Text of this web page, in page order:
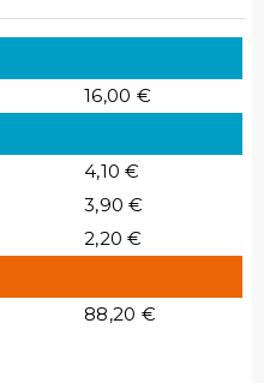
16,00 €
4,10 €
3,90 €
2,20 €
88,20 €